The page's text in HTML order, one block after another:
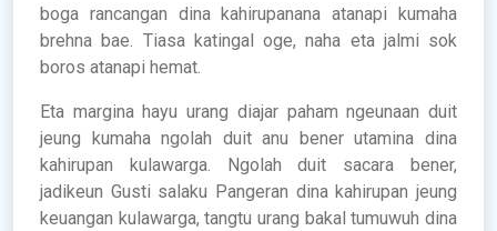
boga rancangan dina kahirupanana atanapi kumaha
brehna bae. Tiasa katingal oge, naha eta jalmi sok
boros atanapi hemat.
Eta margina hayu urang diajar paham ngeunaan duit
jeung kumaha ngolah duit anu bener utamina dina
kahirupan kulawarga. Ngolah duit sacara bener,
jadikeun Gusti salaku Pangeran dina kahirupan jeung
keuangan kulawarga, tangtu urang bakal tumuwuh dina